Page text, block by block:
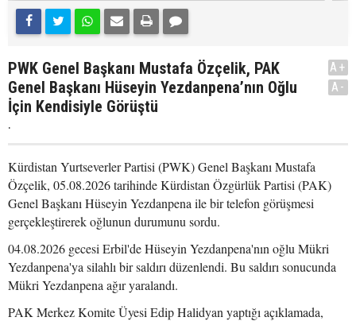
PWK Genel Başkanı Mustafa Özçelik, PAK
Genel Başkanı Hüseyin Yezdanpena’nın Oğlu
İçin Kendisiyle Görüştü
.
A+
A-
Kürdistan Yurtseverler Partisi (PWK) Genel Başkanı Mustafa
Özçelik, 05.08.2026 tarihinde Kürdistan Özgürlük Partisi (PAK)
Genel Başkanı Hüseyin Yezdanpena ile bir telefon görüşmesi
gerçekleştirerek oğlunun durumunu sordu.
04.08.2026 gecesi Erbil'de Hüseyin Yezdanpena'nın oğlu Mükri
Yezdanpena'ya silahlı bir saldırı düzenlendi. Bu saldırı sonucunda
Mükri Yezdanpena ağır yaralandı.
PAK Merkez Komite Üyesi Edip Halidyan yaptığı açıklamada,